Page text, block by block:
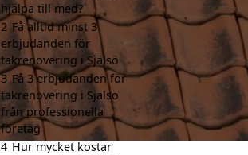
hjälpa till med?
2 Få alltid minst 3
erbjudanden för
takrenovering i Själsö
3 Få 3 erbjudanden för
takrenovering i Själsö
från professionella
företag
4 Hur mycket kostar